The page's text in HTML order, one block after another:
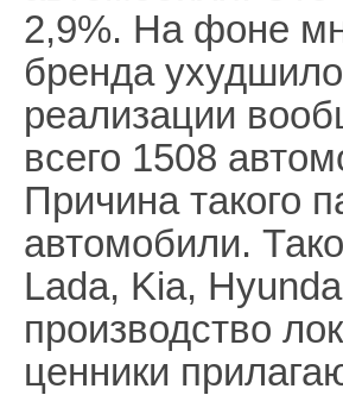
2,9%. На фоне
бренда
реализации
всего 1508
Причина такого
автомобили.
Lada, Kia,
производство
ценники